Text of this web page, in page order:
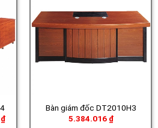
₫Khoảng
Bàn giám đốc DT2010H3
5.384.016 ₫